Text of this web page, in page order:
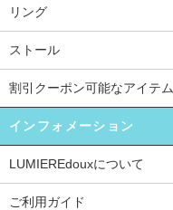
リング
ストール
割引クーポン可能なアイテム
インフォメーション
LUMIEREdouxについて
ご利用ガイド